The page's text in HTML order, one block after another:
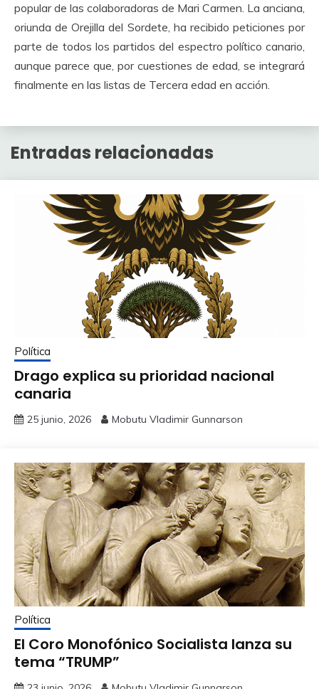
popular de las colaboradoras de Mari Carmen. La anciana,
oriunda de Orejilla del Sordete, ha recibido peticiones por
parte de todos los partidos del espectro político canario,
aunque parece que, por cuestiones de edad, se integrará
finalmente en las listas de Tercera edad en acción.
Entradas relacionadas
Política
Drago explica su prioridad nacional
canaria
25 junio, 2026 Mobutu Vladimir Gunnarson
Política
El Coro Monofónico Socialista lanza su
tema “TRUMP”